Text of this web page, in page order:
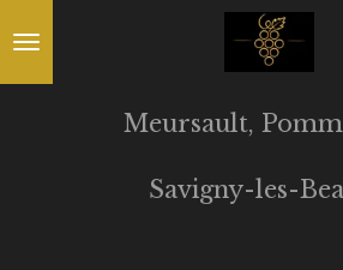
Meursault,
Savigny-les-